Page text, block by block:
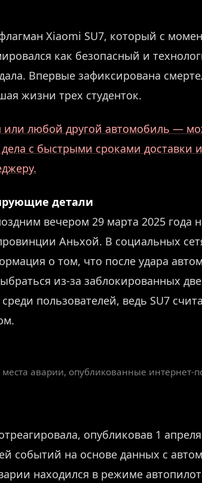
Xiaomi SU7, который с
как безопасный и
Впервые зафиксирована
жизни трех студенток.
или любой другой автомобиль —
с быстрыми сроками
детали
вечером 29 марта 2025 года
Аньхой. В социальных
о том, что после удара
из-за заблокированных
пользователей, ведь SU7
аварии, опубликованные интернет-
опубликовав 1
событий на основе данных с
находился в режиме